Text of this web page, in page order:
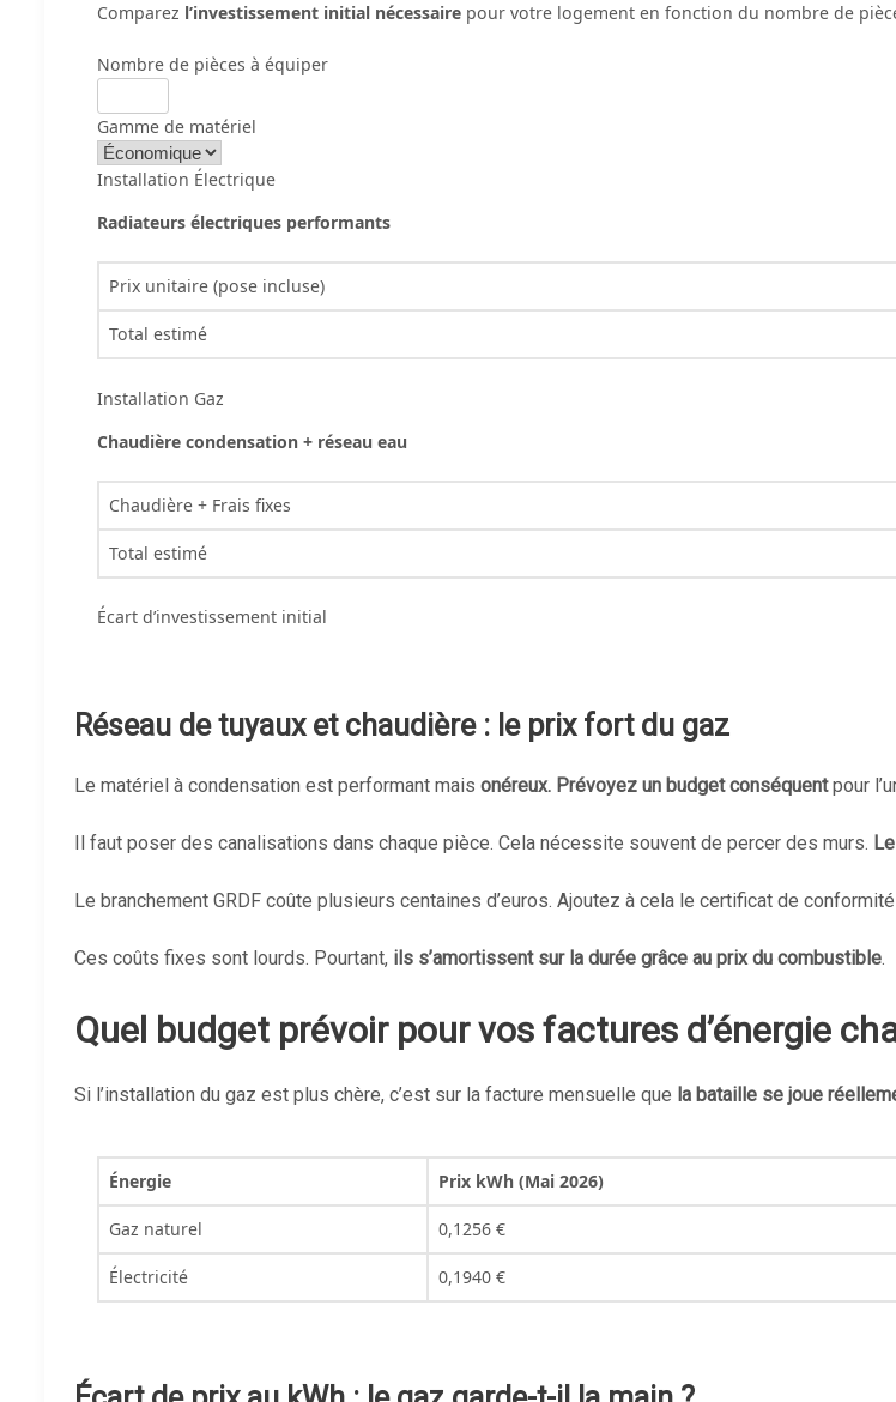
Comparez l’investissement initial nécessairepour votre logement en fonction du nombre de
Nombre de pièces à équiper
Gamme de matériel
Installation Électrique
Radiateurs électriques performants
Prix unitaire (pose incluse)
Total estimé
Installation Gaz
Chaudière condensation + réseau eau
Chaudière + Frais fixes
Total estimé
Écart d’investissement initial
Réseau de tuyaux et chaudière : le prix fort du gaz
Le matériel à condensation est performant mais onéreux. Prévoyez un budget conséquentpour
Il faut poser des canalisations dans chaque pièce. Cela nécessite souvent de percer des murs.
Le branchement GRDF coûte plusieurs centaines d’euros. Ajoutez à cela le certificat de
Ces coûts fixes sont lourds. Pourtant, ils s’amortissent sur la durée grâce au prix du combustible.
Quel budget prévoir pour vos factures d’énergie
Si l’installation du gaz est plus chère, c’est sur la facture mensuelle que la bataille se joue
Énergie Prix kWh (Mai 2026)
Gaz naturel 0,1256 €
Électricité 0,1940 €